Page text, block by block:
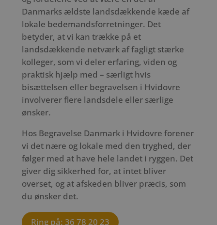
Danmarks ældste landsdækkende kæde af
lokale bedemandsforretninger. Det
betyder, at vi kan trække på et
landsdækkende netværk af fagligt stærke
kolleger, som vi deler erfaring, viden og
praktisk hjælp med – særligt hvis
bisættelsen eller begravelsen i Hvidovre
involverer flere landsdele eller særlige
ønsker.
Hos Begravelse Danmark i Hvidovre forener
vi det nære og lokale med den tryghed, der
følger med at have hele landet i ryggen. Det
giver dig sikkerhed for, at intet bliver
overset, og at afskeden bliver præcis, som
du ønsker det.
Ring på: 36 78 20 23